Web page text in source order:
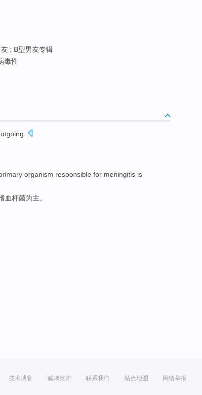
; B型男友专辑
毒性
organism responsible for meningitis is
血杆菌为主。
技术博客 诚聘英才 联系我们 站点地图 网络举报